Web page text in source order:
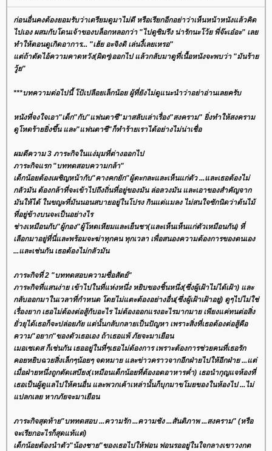
ก่อนอื่นคงต้องยอมรับว่าเตรียมดูมาไม่ดี หรือเรียกอีกอย่าว่าเห็นหน้าหนังแล้วคิด
ไปเอง ผสมกับโดนเจ้าของบล็อกหลอกว่า "ไปดูซิมรึง น่ารักนะโว้ย พี่จ๊ะเอ๋อะ" เล
ทำให้ตอนดูเกิดอาการ... "เฮ้ย อะจิงดิ เล่นงี้เลยเหรอ"
ต่ถ้าตัดไอ้ความคาดหวัง(ผิดๆ)ออกไป แล้วกลับมาดูที่เนื้อหนังจะพบว่า "มันร้า
วู้ย"
***บทความต่อไปนี้ โป้เปลือยเล็กน้อย ผู้ที่ยังไม่ดูแนะนำว่าอย่าอ่านเลยครับ
หนังที่จงใจเอา"เด็ก"กับ"แฟนตาซี"มาสลับเล่าเรื่อง"สงคราม" ยิ่งทำให้สงคราม
ดูโหดร้ายยิ่งขึ้น และ"แฟนตาซี"ก็ทำร้ายเราได้อย่างไม่น่าเชื่อ
ผมตีความ 3 ภาระกิจในแง่มุมที่ต่างออกไป
ภาระกิจแรก "บททดสอบความกล้า"
เด็กน้อยต้องเผชิญหน้ากับ"คางคกยัก"ผู้ตะกละและเห็นแก่ตัว ...และเธอต้องไม่
กลัวมัน ต้องกล้าที่จะเข้าไปถึงถิ่นที่อยู่ของมัน ล่อลวงมัน และเอาของสำคัญจาก
มันให้ได้ ในขญะที่มันนอนสบายอยู่ในโปรง กินแต่แมลง ไม่สนใจซักนิดว่าต้นไม้
ที่อยู่ข้างบนจะเป็นอย่างไร
ช่างเหมือนกับ"ผู้กอง"ผู้โหดเหียมและเย็นชา(และเห็นเห็นแก่ตัวเหมือนกัน) ที่
เลือกมาอยู่ที่นี่และพร้อมจะฆ่าทุกคน ทุกเวลา เพื่อสนองความต้องการของตนเอง
...และเช่นกัน เธอต้องไม่กลัวมัน
ภาระกิจที่ 2 "บททดสอบความซื่อสัตย์"
ภาระกิจที่แสนง่าย เข้าไปในที่แห่งหนึ่ง หยิบของชิ้นหนึ่ง(ซึ่งผู้เฝ้าไม่ได้เฝ้า) และ
กลับออกมาในเวลาที่กำหนด โดยไม่แตะต้องอย่างอื่น(ซึ่งผู้เฝ้าเฝ้าอยู่) ดูๆไปไม่ใช่
เรื่องยาก เธอไม่ต้องต่อสู้กับอะไร ไม่ต้องออกแรงอะไรมากมาย เพียงแค่ทนต่อสิ่ง
ั่วยุได้เธอก็จะปล่อยภัย แต่นั้นกลับกลายเป็นปัญหา เพราะสิ่งที่เธอต้องต่อสู้คือ
ความ"อยาก"ของตัวเธอเอง ถ้าเธอแพ้ ภัยจะมาเยือน
เมอเซเดส ก็เช่นกัน เธออยู่ในที่ๆเธอไม่ต้องการ เพราะต้องการช่วยคนที่เธอรัก
คอยหยิบฉวยสิ่งเล็กๆน้อยๆ จดหมาย และข่าวคราวจากอีกฝ่ายไปให้อีกฝ่าย ...แต่
เมื่อฝ่ายหนึ่งถูกตัดเสบียง(เหมือนเด็กน้อยที่ต้องอดอาหารค่ำ) เธอนำกุญแจห้องที่
เธอเป็นผู้ดูแลไปให้คนอื่น และพวกเค้าเหล่านั้นก็บุกมาขโมยของในห้องไป ...ไม่
ปลกเลย หากภัยจะมาเยือน
ภาระกิจสุดท้าย"บททดสอบ ...ความรัก ...ความชัง ...สันติภาพ ...สงคราม" (หรือ
จะเรียกอะไรก็สุดแท้แต่)
เด็กน้อยต้องนำตัว"น้องชาย"ของเธอไปให้ฟอน ฟอนรออยู่ในใจกลางเขาวงกต